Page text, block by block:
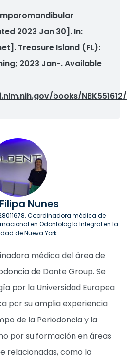
2023 Jan 30]. In:
Treasure Island (FL):
2023 Jan-. Available
books/NBK551612/
Nunes
Coordinadora médica de
en Odontología Integral en la
de Nueva York.
médica del área de
de Donte Group. Se
por la Universidad Europea
por su amplia experiencia
de la Periodoncia y la
por su formación en áreas
relacionadas, como la